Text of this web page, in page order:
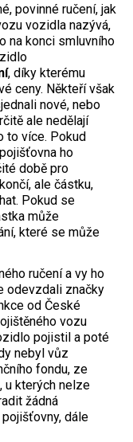
povinné ručení, jak
vozidla nazývá,
na konci smluvního
, díky kterému
ceny. Někteří však
nové, nebo
ale nedělají
to více. Pokud
ho
době pro
ale částku,
Pokud se
může
které se může
ručení a vy ho
odevzdali značky
od České
vozu
pojistil a poté
nebyl vůz
fondu, ze
u kterých nelze
žádná
dále